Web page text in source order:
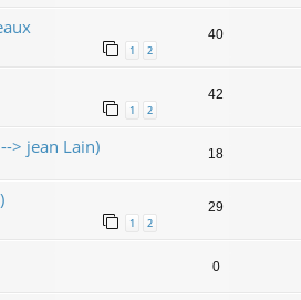
1 2
40
1 2
42
> jean Lain) 18
1 2
29
0